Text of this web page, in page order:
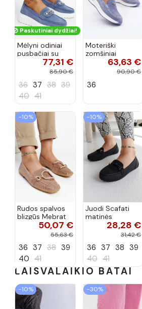
Paskutiniai dydžiai!
Mėlyni odiniai
pusbačiai su
dekoratyvine
sagtimi Taija
77,31 €
85,90 €
36 37 38 39
40 41
Moteriški
zomšiniai
mokasinai
Demela mėlynos
63,63 €
90,90 €
36
−10%
Rudos spalvos
blizgūs Mebrat
bateliai50,07 €
55,63 €
36 37 38 39
40 41
−10%
Juodi Scafati
matinės
apdailos bateliai
28,28 €
31,42 €
36 37 38 39
40 41
LAISVALAIKIO BATAI
−10% −30%